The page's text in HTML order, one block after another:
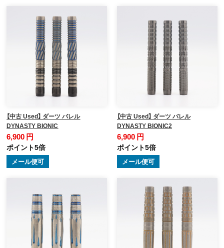
【中古 Used】 ダーツ バレル
DYNASTY BIONIC
6,900 円
ポイント5倍
メール便可
【中古 Used】 ダーツ バレル
DYNASTY BIONIC2
6,900 円
ポイント5倍
メール便可